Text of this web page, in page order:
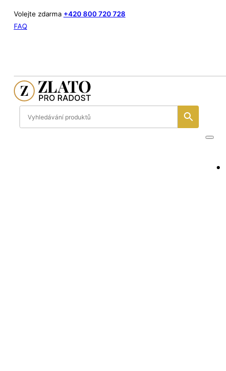
Volejte zdarma +420 800 720 728
FAQ